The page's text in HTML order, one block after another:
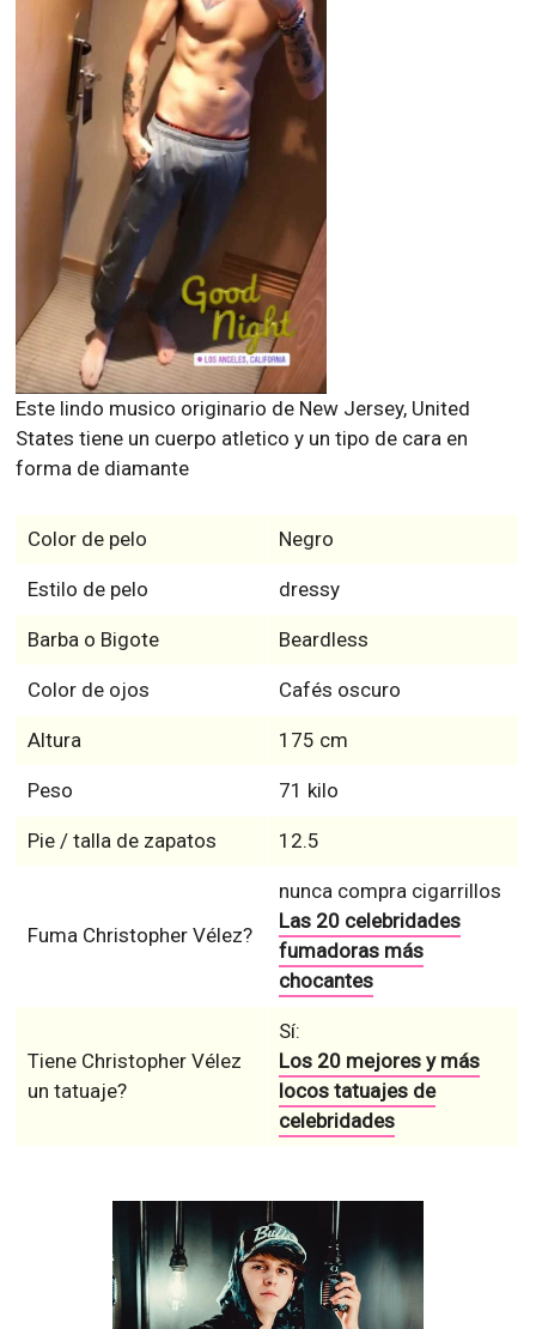
Este lindo musico originario de New Jersey, United
States tiene un cuerpo atletico y un tipo de cara en
forma de diamante
Color de pelo Negro
Estilo de pelo dressy
Barba o Bigote Beardless
Color de ojos Cafés oscuro
Altura 175 cm
Peso 71 kilo
Pie / talla de zapatos 12.5
Fuma Christopher Vélez?
nunca compra cigarrillos
Las 20 celebridades
fumadoras más
chocantes
Tiene Christopher Vélez
un tatuaje?
Sí:
Los 20 mejores y más
locos tatuajes de
celebridades